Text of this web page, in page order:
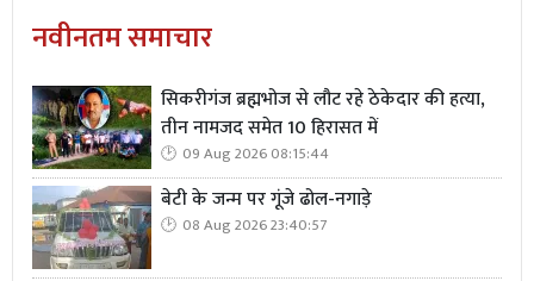
Read More भाजपा क्षेत्रीय अध्यक्ष विनोद राय का बस्ती में
प्रथम आगमन पर भव्य स्वागत
नवीनतम समाचार
सिकरीगंज ब्रह्मभोज से लौट रहे ठेकेदार की हत्या,
तीन नामजद समेत 10 हिरासत में
09 Aug 2026 08:15:44
बेटी के जन्म पर गूंजे ढोल-नगाड़े
08 Aug 2026 23:40:57